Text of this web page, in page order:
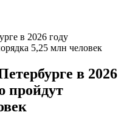
в 2026 году
5,25 млн человек
в 2026
пройдут